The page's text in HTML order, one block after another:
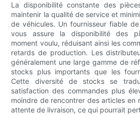
La disponibilité constante des
maintenir la qualité de service et
de véhicules. Un fournisseur fiable
vous assure la disponibilité des
moment voulu, réduisant ainsi les
retards de production. Les
généralement une large gamme de
stocks plus importants que les
Cette diversité de stocks se
satisfaction des commandes plus
moindre de rencontrer des articles en
attente de livraison, ce qui pourrait